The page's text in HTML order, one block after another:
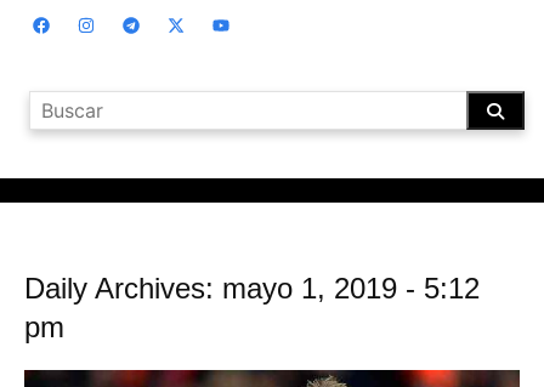
Daily Archives: mayo 1, 2019 - 5:12
pm